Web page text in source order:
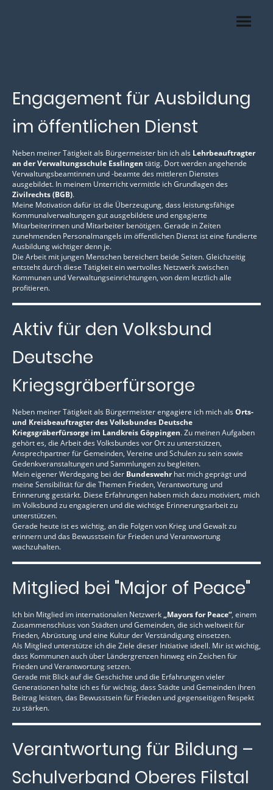
Engagement für Ausbildung
im öffentlichen Dienst
Neben meiner Tätigkeit als Bürgermeister bin ich als Lehrbeauftragter
an der Verwaltungsschule Esslingen tätig. Dort werden angehende
Verwaltungsbeamtinnen und -beamte des mittleren Dienstes
ausgebildet. In meinem Unterricht vermittle ich Grundlagen des
Zivilrechts (BGB).
Meine Motivation dafür ist die Überzeugung, dass leistungsfähige
Kommunalverwaltungen gut ausgebildete und engagierte
Mitarbeiterinnen und Mitarbeiter benötigen. Gerade in Zeiten
zunehmenden Personalmangels im öffentlichen Dienst ist eine fundierte
Ausbildung wichtiger denn je.
Die Arbeit mit jungen Menschen bereichert beide Seiten. Gleichzeitig
entsteht durch diese Tätigkeit ein wertvolles Netzwerk zwischen
Kommunen und Verwaltungseinrichtungen, von dem letztlich alle
profitieren.
Aktiv für den Volksbund
Deutsche
Kriegsgräberfürsorge
Neben meiner Tätigkeit als Bürgermeister engagiere ich mich als Orts-
und Kreisbeauftragter des Volksbundes Deutsche
Kriegsgräberfürsorge im Landkreis Göppingen. Zu meinen Aufgaben
gehört es, die Arbeit des Volksbundes vor Ort zu unterstützen,
Ansprechpartner für Gemeinden, Vereine und Schulen zu sein sowie
Gedenkveranstaltungen und Sammlungen zu begleiten.
Mein eigener Werdegang bei der Bundeswehrhat mich geprägt und
meine Sensibilität für die Themen Frieden, Verantwortung und
Erinnerung gestärkt. Diese Erfahrungen haben mich dazu motiviert, mich
im Volksbund zu engagieren und die wichtige Erinnerungsarbeit zu
unterstützen.
Gerade heute ist es wichtig, an die Folgen von Krieg und Gewalt zu
erinnern und das Bewusstsein für Frieden und Verantwortung
wachzuhalten.
Mitglied bei "Major of Peace"
Ich bin Mitglied im internationalen Netzwerk„Mayors for Peace“, einem
Zusammenschluss von Städten und Gemeinden, die sich weltweit für
Frieden, Abrüstung und eine Kultur der Verständigung einsetzen.
Als Mitglied unterstütze ich die Ziele dieser Initiative ideell. Mir ist wichtig,
dass Kommunen auch über Ländergrenzen hinweg ein Zeichen für
Frieden und Verantwortung setzen.
Gerade mit Blick auf die Geschichte und die Erfahrungen vieler
Generationen halte ich es für wichtig, dass Städte und Gemeinden ihren
Beitrag leisten, das Bewusstsein für Frieden und gegenseitigen Respekt
zu stärken.
Verantwortung für Bildung –
Schulverband Oberes Filstal